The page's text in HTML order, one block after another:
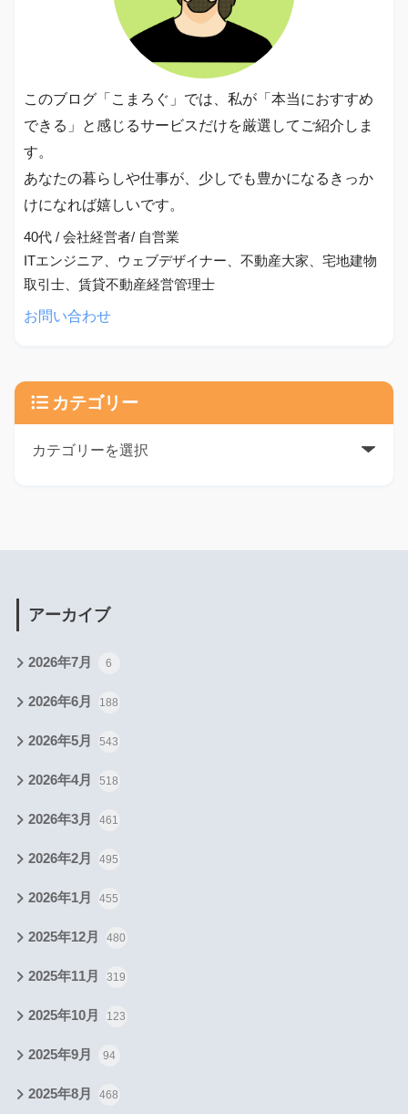
このブログ「こまろぐ」では、私が「本当におすすめ
できる」と感じるサービスだけを厳選してご紹介しま
す。
あなたの暮らしや仕事が、少しでも豊かになるきっか
けになれば嬉しいです。
40代 / 会社経営者/ 自営業
ITエンジニア、ウェブデザイナー、不動産大家、宅地建物
取引士、賃貸不動産経営管理士
お問い合わせ
カテゴリー
アーカイブ
2026年7月 6
2026年6月 188
2026年5月 543
2026年4月 518
2026年3月 461
2026年2月 495
2026年1月 455
2025年12月 480
2025年11月 319
2025年10月 123
2025年9月 94
2025年8月 468